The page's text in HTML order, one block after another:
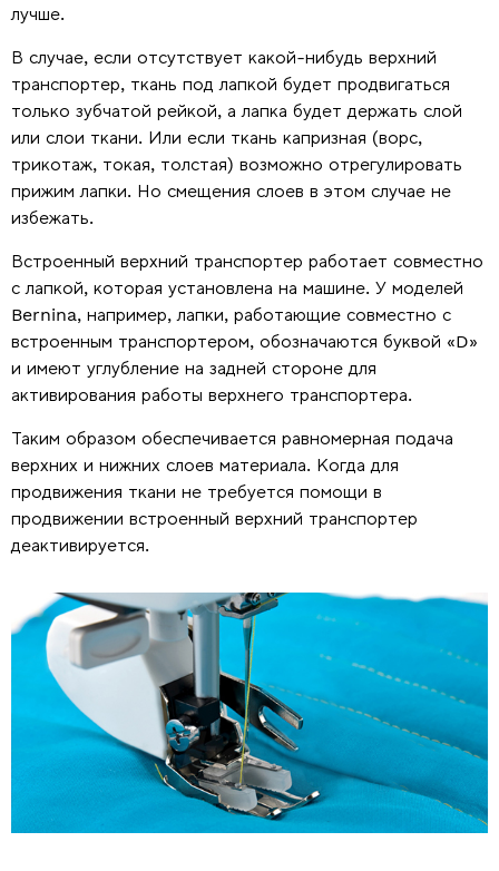
лучше.
В случае, если отсутствует какой-нибудь верхний
транспортер, ткань под лапкой будет продвигаться
только зубчатой рейкой, а лапка будет держать слой
или слои ткани. Или если ткань капризная (ворс,
трикотаж, токая, толстая) возможно отрегулировать
прижим лапки. Но смещения слоев в этом случае не
избежать.
Встроенный верхний транспортер работает совместно
с лапкой, которая установлена на машине. У моделей
Bernina, например, лапки, работающие совместно с
встроенным транспортером, обозначаются буквой «D»
и имеют углубление на задней стороне для
активирования работы верхнего транспортера.
Таким образом обеспечивается равномерная подача
верхних и нижних слоев материала. Когда для
продвижения ткани не требуется помощи в
продвижении встроенный верхний транспортер
деактивируется.